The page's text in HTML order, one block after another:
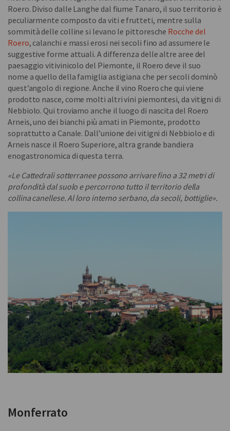
Roero. Diviso dalle Langhe dal fiume Tanaro, il suo territorio è
peculiarmente composto da viti e frutteti, mentre sulla
sommità delle colline si levano le pittoresche Rocche del
Roero, calanchi e massi erosi nei secoli fino ad assumere le
suggestive forme attuali. A differenza delle altre aree del
paesaggio vitivinicolo del Piemonte, il Roero deve il suo
nome a quello della famiglia astigiana che per secoli dominò
quest’angolo di regione. Anche il vino Roero che qui viene
prodotto nasce, come molti altri vini piemontesi, da vitigni di
Nebbiolo. Qui troviamo anche il luogo di nascita del Roero
Arneis, uno dei bianchi più amati in Piemonte, prodotto
soprattutto a Canale. Dall’unione dei vitigni di Nebbiolo e di
Arneis nasce il Roero Superiore, altra grande bandiera
enogastronomica di questa terra.
«Le Cattedrali sotterranee possono arrivare fino a 32 metri di
profondità dal suolo e percorrono tutto il territorio della
collina canellese. Al loro interno serbano, da secoli, bottiglie».
Monferrato